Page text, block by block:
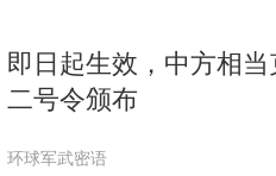
国防部
即日起生效，中方相
二号令颁布
环球军武密语